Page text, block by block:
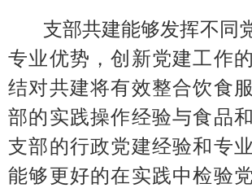
支部共建能够发挥不同
专业优势，创新党建工作
结对共建将有效整合饮食
部的实践操作经验与食品
支部的行政党建经验和专业
能够更好的在实践中检验